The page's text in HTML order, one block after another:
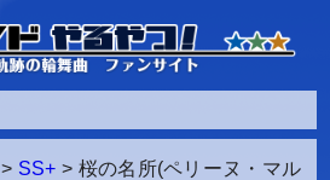
> SS+ > 桜の名所(ペリーヌ・マル